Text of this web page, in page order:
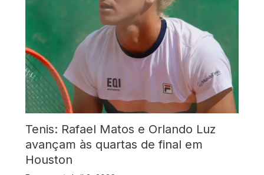
Tenis: Rafael Matos e Orlando Luz
avançam às quartas de final em
Houston